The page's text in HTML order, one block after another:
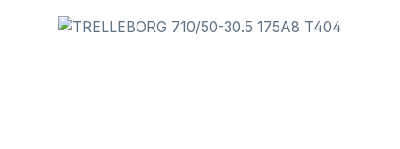
Bildergalerie überspringen